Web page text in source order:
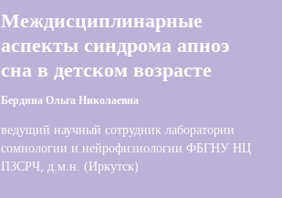
Междисциплинарные
аспекты синдрома апноэ
сна в детском возрасте
Бердина Ольга Николаевна
ведущий научный сотрудник лаборатории
сомнологии и нейрофизиологии ФБГНУ НЦ
ПЗСРЧ, д.м.н. (Иркутск)